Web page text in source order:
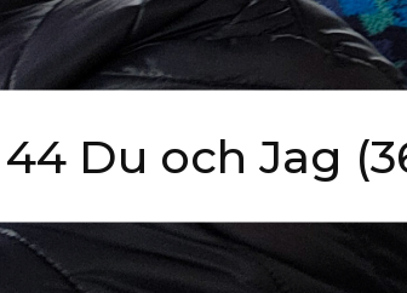
44 Du och Jag